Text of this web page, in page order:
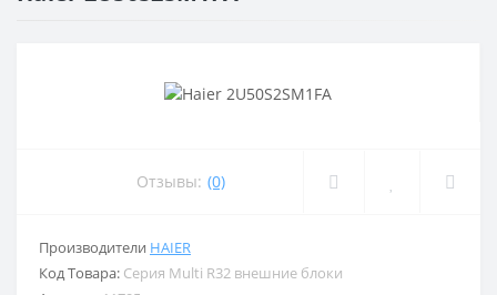
Отзывы: (0)
Производители HAIER
Код Товара: Серия Multi R32 внешние блоки